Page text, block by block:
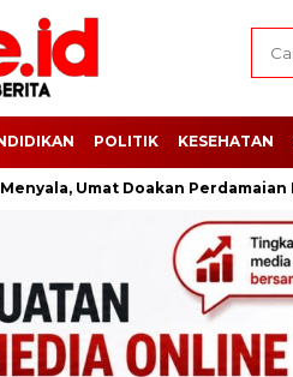
POLITIK KESEHATAN
Doakan Perdamaian Dunia